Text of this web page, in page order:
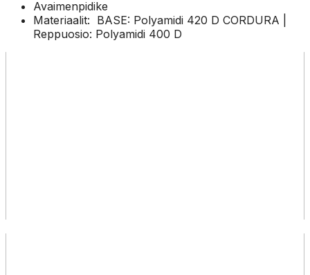
Avaimenpidike
Materiaalit: BASE: Polyamidi 420 D CORDURA |
Reppuosio: Polyamidi 400 D